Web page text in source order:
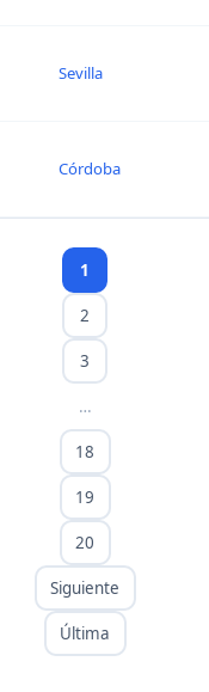
Sevilla
Córdoba
1
2
3
…
18
19
20
Siguiente
Última